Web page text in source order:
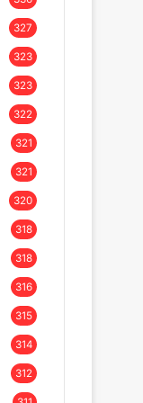
327
323
323
322
321
321
320
318
318
316
315
314
312